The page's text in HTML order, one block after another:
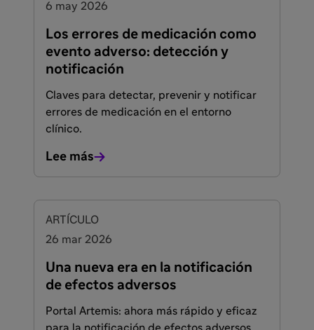
6 may 2026
Los errores de medicación como
evento adverso: detección y
notificación
Claves para detectar, prevenir y notificar
errores de medicación en el entorno
clínico.
Lee más
ARTÍCULO
26 mar 2026
Una nueva era en la notificación
de efectos adversos
Portal Artemis: ahora más rápido y eficaz